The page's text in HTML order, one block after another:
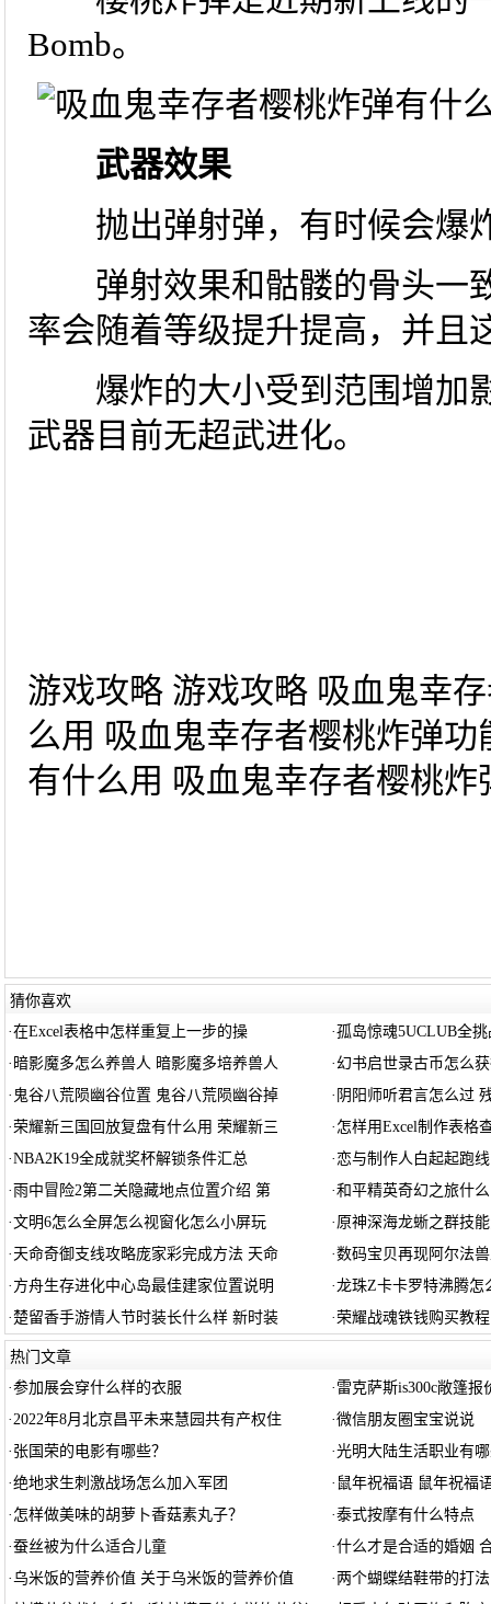
Bomb。
武器效果
抛出弹射弹，有时候会爆
弹射效果和骷髅的骨头一
率会随着等级提升提高，并且
爆炸的大小受到范围增加
武器目前无超武进化。
游戏攻略 游戏攻略 吸血鬼幸
么用 吸血鬼幸存者樱桃炸弹
有什么用 吸血鬼幸存者樱桃炸
猜你喜欢
·在Excel表格中怎样重复上一步的操 ·孤岛惊魂5UCLUB全
· 暗影魔多怎么养兽人 暗影魔多培养兽人 ·幻书启世录古币怎么
· 鬼谷八荒陨幽谷位置 鬼谷八荒陨幽谷掉 · 阴阳师听君言怎么过
· 荣耀新三国回放复盘有什么用 荣耀新三 · 怎样用Excel制作表格
·NBA2K19全成就奖杯解锁条件汇总 · 恋与制作人白起起跑
· 雨中冒险2第二关隐藏地点位置介绍 第 ·和平精英奇幻之旅什
·文明6怎么全屏怎么视窗化怎么小屏玩 · 原神深海龙蜥之群技
· 天命奇御支线攻略庞家彩完成方法 天命 ·数码宝贝再现阿尔法
· 方舟生存进化中心岛最佳建家位置说明 ·龙珠Z卡卡罗特沸腾怎
·楚留香手游情人节时装长什么样 新时装 · 荣耀战魂铁钱购买教
热门文章
·参加展会穿什么样的衣服 · 雷克萨斯is300c敞篷报
·2022年8月北京昌平未来慧园共有产权住 ·微信朋友圈宝宝说说
· 张国荣的电影有哪些？ ·光明大陆生活职业有
·绝地求生刺激战场怎么加入军团 · 鼠年祝福语 鼠年祝福
· 怎样做美味的胡萝卜香菇素丸子？ ·泰式按摩有什么特点
·蚕丝被为什么适合儿童 ·什么才是合适的婚姻
·乌米饭的营养价值 关于乌米饭的营养价值 · 两个蝴蝶结鞋带的打